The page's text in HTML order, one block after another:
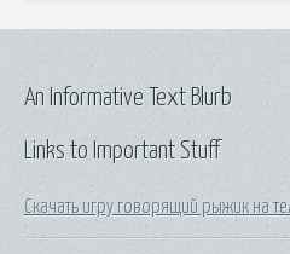
Links to Important Stuff
Скачать игру говорящий рыжик на
An Informative Text Blurb